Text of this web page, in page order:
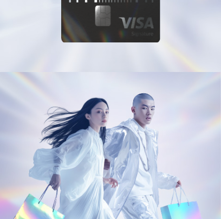
DAWAY 悠遊御璽卡
立即申辦
步驟 3
點選
③成為永豐網路銀行會員並完成投資屬性問卷
帳戶自動扣繳
電子帳單
完成投資屬性問券
STEP 3
③成為永豐網路銀行會員並完成投資屬性問卷
帳戶自動扣繳
電子帳單
完成投資屬性問券
STEP 3
③成為永豐網路銀行會員並完成投資屬性問卷
帳戶自動扣繳
電子帳單
完成投資屬性問券
STEP 3